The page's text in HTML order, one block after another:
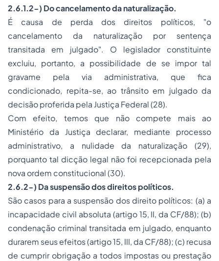
2.6.1.2-) Do cancelamento da naturalização.
É causa de perda dos direitos políticos, "o
cancelamento da naturalização por sentença
transitada em julgado". O legislador constituinte
excluiu, portanto, a possibilidade de se impor tal
gravame pela via administrativa, que fica
condicionado, repita-se, ao trânsito em julgado da
decisão proferida pela Justiça Federal (28).
Com efeito, temos que não compete mais ao
Ministério da Justiça declarar, mediante processo
administrativo, a nulidade da naturalização (29),
porquanto tal dicção legal não foi recepcionada pela
nova ordem constitucional (30).
2.6.2-) Da suspensão dos direitos políticos.
São casos para a suspensão dos direito políticos: (a) a
incapacidade civil absoluta (artigo 15, II, da CF/88); (b)
condenação criminal transitada em julgado, enquanto
durarem seus efeitos (artigo 15, III, da CF/88); (c) recusa
de cumprir obrigação a todos impostas ou prestação